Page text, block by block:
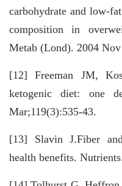
carbohydrate and low-
composition in
Metab (Lond). 2004
[12] Freeman JM,
ketogenic diet: one
Mar;119(3):535-43.
[13] Slavin J.Fiber
health benefits.